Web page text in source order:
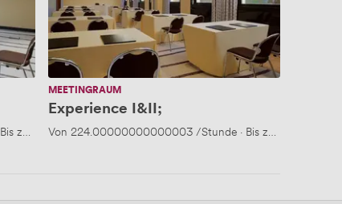
Bis zu 90 Personen
MEETINGRAUM
Experience I&II;
Von 224.00000000000003/Stunde· Bis zu 40 Personen